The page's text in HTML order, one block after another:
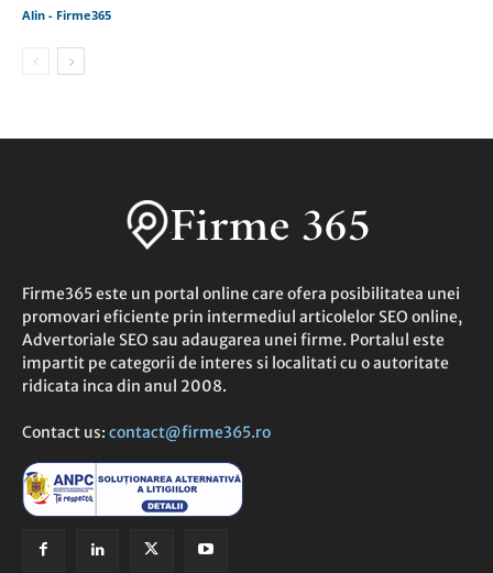
Alin - Firme365
Firme365 este un portal online care ofera posibilitatea unei
promovari eficiente prin intermediul articolelor SEO online,
Advertoriale SEO sau adaugarea unei firme. Portalul este
impartit pe categorii de interes si localitati cu o autoritate
ridicata inca din anul 2008.
Contact us: contact@firme365.ro